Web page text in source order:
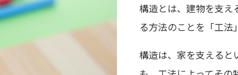
構造とは、建物を支え
る方法のことを「工法
構造は、家を支えると